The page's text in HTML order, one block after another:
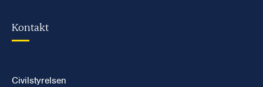
Kontakt
Civilstyrelsen